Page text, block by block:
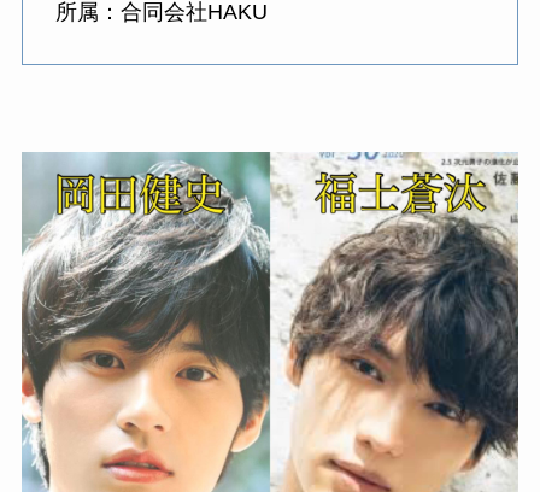
所属：合同会社HAKU